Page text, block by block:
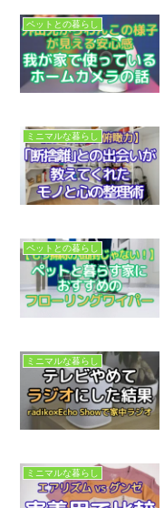
ペットとの暮らし
ミニマルな暮らし
ペットとの暮らし
ミニマルな暮らし
ミニマルな暮らし